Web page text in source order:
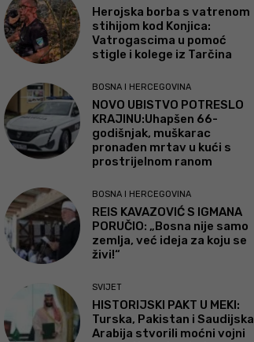
Herojska borba s vatrenom
stihijom kod Konjica:
Vatrogascima u pomoć
stigle i kolege iz Tarčina
BOSNA I HERCEGOVINA
NOVO UBISTVO POTRESLO
KRAJINU:Uhapšen 66-
godišnjak, muškarac
pronađen mrtav u kući s
prostrijelnom ranom
BOSNA I HERCEGOVINA
REIS KAVAZOVIĆ S IGMANA
PORUČIO: „Bosna nije samo
zemlja, već ideja za koju se
živi!“
SVIJET
HISTORIJSKI PAKT U MEKI:
Turska, Pakistan i Saudijska
Arabija stvorili moćni vojni